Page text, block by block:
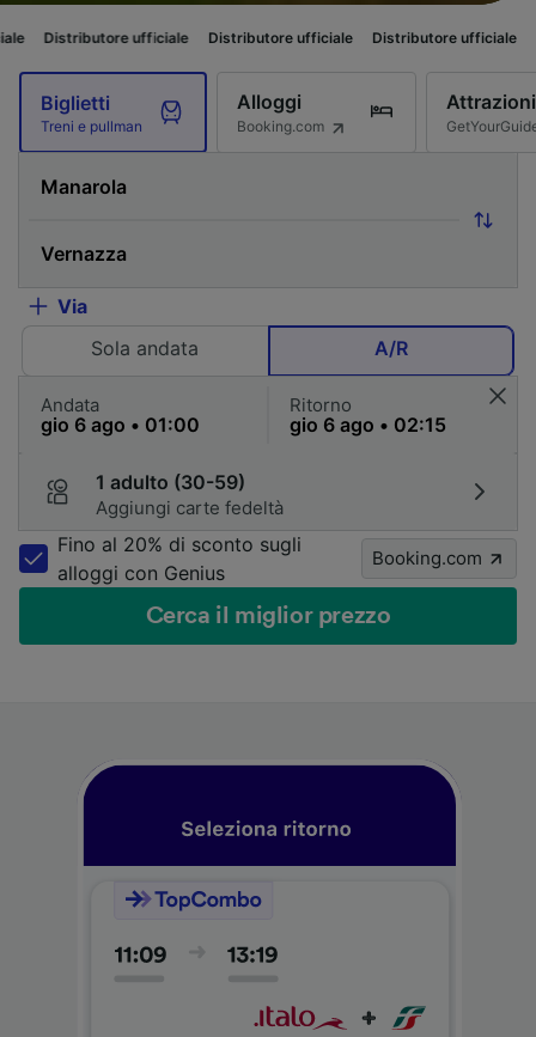
ufficiale Distributore ufficiale Distributore ufficiale
Biglietti
Treni e pullman
Alloggi
Booking.com
Attrazioni
Via
Sola andata
A/R
Andata Ritorno
1 adulto (30-59)
Aggiungi carte fedeltà
Fino al 20% di sconto sugli
alloggi con Genius
Booking.com
Cerca il miglior prezzo